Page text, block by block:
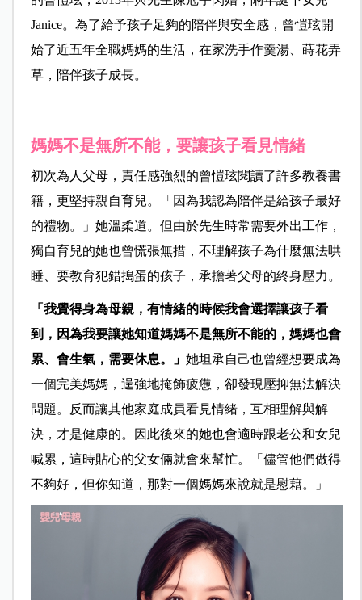
Janice。為了給予孩子足夠的陪伴與安全感，曾愷玹開
始了近五年全職媽媽的生活，在家洗手作羹湯、蒔花弄
草，陪伴孩子成長。
媽媽不是無所不能，要讓孩子看見情緒
初次為人父母，責任感強烈的曾愷玹閱讀了許多教養書
籍，更堅持親自育兒。「因為我認為陪伴是給孩子最好
的禮物。」她溫柔道。但由於先生時常需要外出工作，
獨自育兒的她也曾慌張無措，不理解孩子為什麼無法哄
睡、要教育犯錯搗蛋的孩子，承擔著父母的終身壓力。
「我覺得身為母親，有情緒的時候我會選擇讓孩子看
到，因為我要讓她知道媽媽不是無所不能的，媽媽也會
累、會生氣，需要休息。」 她坦承自己也曾經想要成為
一個完美媽媽，逞強地掩飾疲憊，卻發現壓抑無法解決
問題。反而讓其他家庭成員看見情緒，互相理解與解
決，才是健康的。因此後來的她也會適時跟老公和女兒
喊累，這時貼心的父女倆就會來幫忙。「儘管他們做得
不夠好，但你知道，那對一個媽媽來說就是慰藉。」